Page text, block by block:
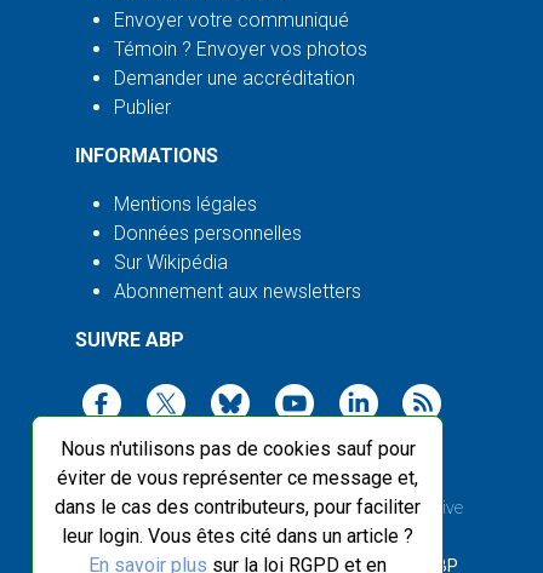
Nous n'utilisons pas de cookies sauf pour
éviter de vous représenter ce message et,
dans le cas des contributeurs, pour faciliter
leur login. Vous êtes cité dans un article ?
En savoir plus sur la loi RGPD et en
Envoyer votre communiqué
Témoin ? Envoyer vos photos
Demander une accréditation
Publier
INFORMATIONS
Mentions légales
Données personnelles
Sur Wikipédia
Abonnement aux newsletters
SUIVRE ABP
2003-2026 ©Agence Bretagne Presse, sauf Creative
Commons
Front-end design :Breizhek Studio , Back-end : ABP